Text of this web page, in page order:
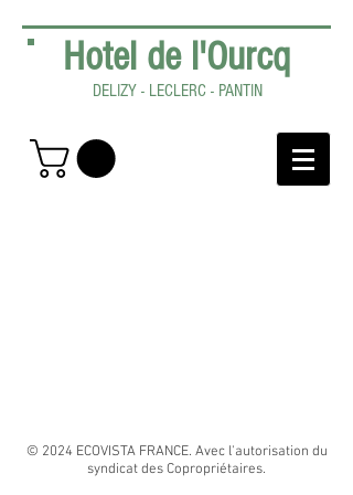
Hotel de l'Ourcq
DELIZY - LECLERC - PANTIN
© 2024 ECOVISTA FRANCE. Avec l'autorisation du
syndicat des Copropriétaires.